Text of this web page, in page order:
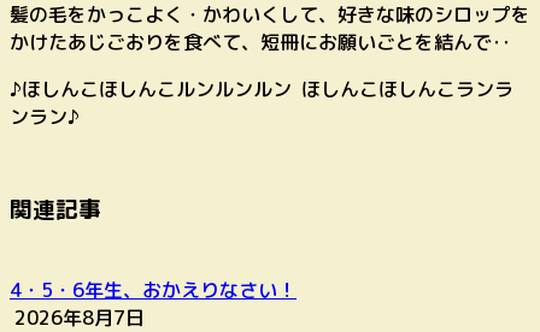
髪の毛をかっこよく・かわいくして、好きな味のシロップを
かけたあじごおりを食べて、短冊にお願いごとを結んで‥
♪ほしんこほしんこルンルンルン ほしんこほしんこランラ
ンラン♪
関連記事
4・5・6年生、おかえりなさい！
2026年8月7日